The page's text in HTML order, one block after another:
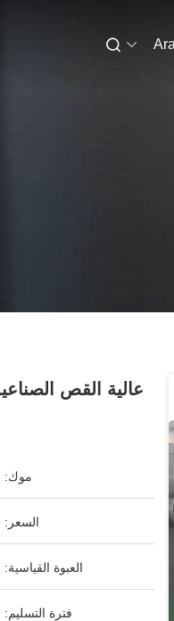
عالية القص
موك:
السعر:
العبوة القياسية:
فترة التسليم: